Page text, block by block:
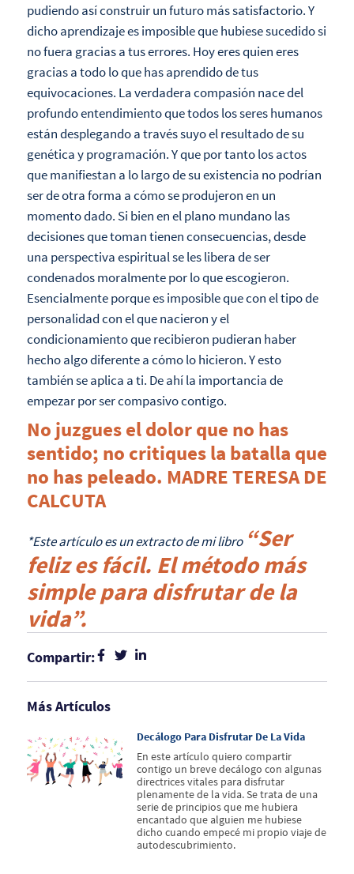
pudiendo así construir un futuro más satisfactorio. Y
dicho aprendizaje es imposible que hubiese sucedido si
no fuera gracias a tus errores. Hoy eres quien eres
gracias a todo lo que has aprendido de tus
equivocaciones. La verdadera compasión nace del
profundo entendimiento que todos los seres humanos
están desplegando a través suyo el resultado de su
genética y programación. Y que por tanto los actos
que manifiestan a lo largo de su existencia no podrían
ser de otra forma a cómo se produjeron en un
momento dado. Si bien en el plano mundano las
decisiones que toman tienen consecuencias, desde
una perspectiva espiritual se les libera de ser
condenados moralmente por lo que escogieron.
Esencialmente porque es imposible que con el tipo de
personalidad con el que nacieron y el
condicionamiento que recibieron pudieran haber
hecho algo diferente a cómo lo hicieron. Y esto
también se aplica a ti. De ahí la importancia de
empezar por ser compasivo contigo.
No juzgues el dolor que no has
sentido; no critiques la batalla que
no has peleado. MADRE TERESA DE
CALCUTA
*Este artículo es un extracto de mi libro “Ser
feliz es fácil. El método más
simple para disfrutar de la
vida”.
Compartir:
Más Artículos
Decálogo Para Disfrutar De La Vida
En este artículo quiero compartir
contigo un breve decálogo con algunas
directrices vitales para disfrutar
plenamente de la vida. Se trata de una
serie de principios que me hubiera
encantado que alguien me hubiese
dicho cuando empecé mi propio viaje de
autodescubrimiento.